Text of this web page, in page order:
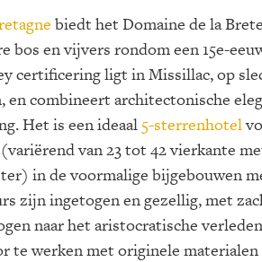
biedt het Domaine de la
bos en vijvers rondom een 15e-
certificering ligt in Missillac, op
en combineert architectonische
Het is een ideaal5-sterrenhotel
van 23 tot 42 vierkante
in de voormalige bijgebouwen
zijn ingetogen en gezellig, met
naar het aristocratische
te werken met originele